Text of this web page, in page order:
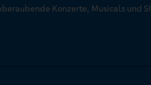
Konzerte, Musicals und